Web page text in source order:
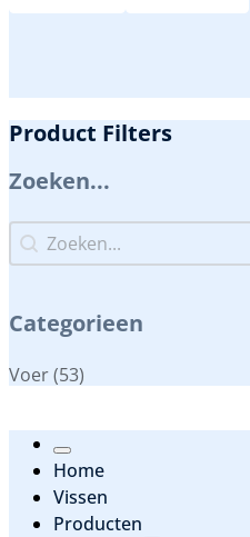
Product Filters
Zoeken...
Zoeken...
Zoeken...
Categorieen
Categorieen
Voer(53)
Home
Vissen
Producten